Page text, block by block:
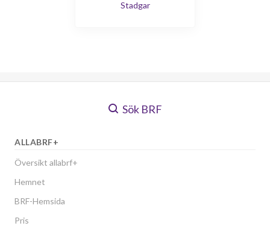
Stadgar
Sök BRF
ALLABRF+
Översikt allabrf+
Hemnet
BRF-Hemsida
Pris